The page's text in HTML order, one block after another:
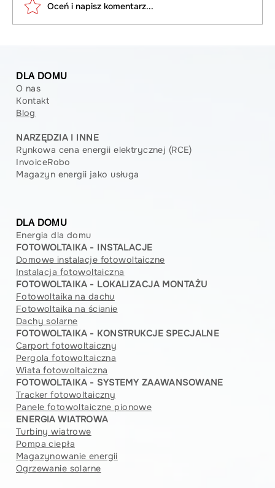
Oceń i napisz komentarz...
DLA DOMU
O nas
Kontakt
Blog
NARZĘDZIA I INNE
Rynkowa cena energii elektrycznej (RCE)
InvoiceRobo
Magazyn energii jako usługa
DLA DOMU
Energia dla domu
FOTOWOLTAIKA - INSTALACJE
Domowe instalacje fotowoltaiczne
Instalacja fotowoltaiczna
FOTOWOLTAIKA - LOKALIZACJA MONTAŻU
Fotowoltaika na dachu
Fotowoltaika na ścianie
Dachy solarne
FOTOWOLTAIKA - KONSTRUKCJE SPECJALNE
Carport fotowoltaiczny
Pergola fotowoltaiczna
Wiata fotowoltaiczna
FOTOWOLTAIKA - SYSTEMY ZAAWANSOWANE
Tracker fotowoltaiczny
Panele fotowoltaiczne pionowe
ENERGIA WIATROWA
Turbiny wiatrowe
Pompa ciepła
Magazynowanie energii
Ogrzewanie solarne